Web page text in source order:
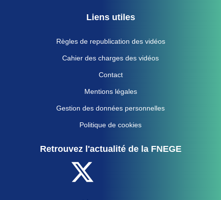
Liens utiles
Règles de republication des vidéos
Cahier des charges des vidéos
Contact
Mentions légales
Gestion des données personnelles
Politique de cookies
Retrouvez l'actualité de la FNEGE